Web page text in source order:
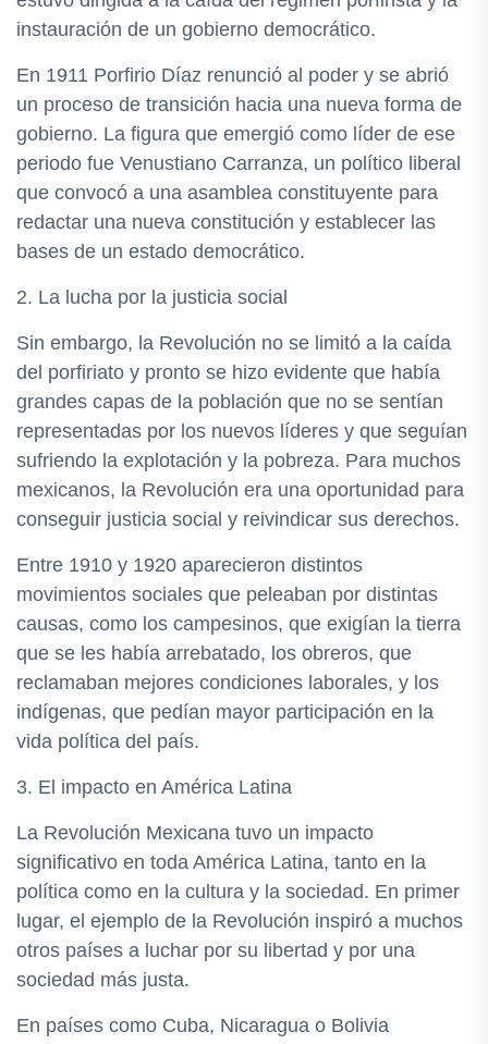
instauración de un gobierno democrático.
En 1911 Porfirio Díaz renunció al poder y se abrió
un proceso de transición hacia una nueva forma de
gobierno. La figura que emergió como líder de ese
periodo fue Venustiano Carranza, un político liberal
que convocó a una asamblea constituyente para
redactar una nueva constitución y establecer las
bases de un estado democrático.
2. La lucha por la justicia social
Sin embargo, la Revolución no se limitó a la caída
del porfiriato y pronto se hizo evidente que había
grandes capas de la población que no se sentían
representadas por los nuevos líderes y que seguían
sufriendo la explotación y la pobreza. Para muchos
mexicanos, la Revolución era una oportunidad para
conseguir justicia social y reivindicar sus derechos.
Entre 1910 y 1920 aparecieron distintos
movimientos sociales que peleaban por distintas
causas, como los campesinos, que exigían la tierra
que se les había arrebatado, los obreros, que
reclamaban mejores condiciones laborales, y los
indígenas, que pedían mayor participación en la
vida política del país.
3. El impacto en América Latina
La Revolución Mexicana tuvo un impacto
significativo en toda América Latina, tanto en la
política como en la cultura y la sociedad. En primer
lugar, el ejemplo de la Revolución inspiró a muchos
otros países a luchar por su libertad y por una
sociedad más justa.
En países como Cuba, Nicaragua o Bolivia